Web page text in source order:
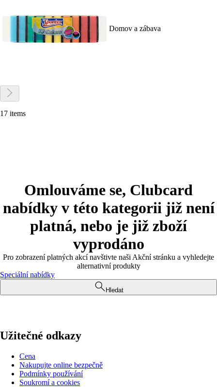
Domov a zábava
17 items
Omlouváme se, Clubcard
nabídky v této kategorii již není
platná, nebo je již zboží
vyprodáno
Pro zobrazení platných akcí navštivte naši Akční stránku a vyhledejte
alternativní produkty
Speciální nabídky
Hledat
Užitečné odkazy
Cena
Nakupujte online bezpečně
Podmínky používání
Soukromí a cookies